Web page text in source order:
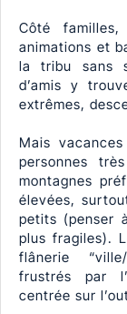
Côté
animations et
la tribu sans
d’amis y
extrêmes,
Mais
personnes
montagnes
élevées,
petits (penser
plus fragiles).
flânerie
frustrés par
centrée sur